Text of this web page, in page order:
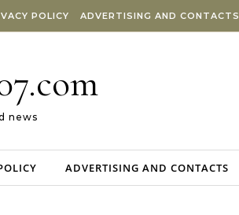
POLICY ADVERTISING AND CONTACTS
news
ADVERTISING AND CONTACTS